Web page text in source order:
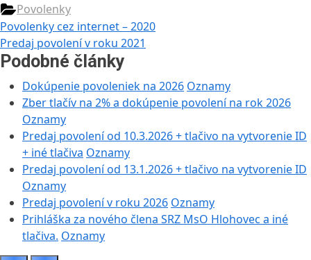
Povolenky
Navigácia
v
článku
Previous
Post:
Povolenky cez internet – 2020
Next
Post:
Predaj povolení v roku 2021
Podobné články
Dokúpenie povoleniek na 2026 Oznamy
Zber tlačív na 2% a dokúpenie povolení na rok 2026
Oznamy
Predaj povolení od 10.3.2026 + tlačivo na vytvorenie ID
+ iné tlačiva Oznamy
Predaj povolení od 13.1.2026 + tlačivo na vytvorenie ID
Oznamy
Predaj povolení v roku 2026 Oznamy
Prihláška za nového člena SRZ MsO Hlohovec a iné
tlačiva. Oznamy